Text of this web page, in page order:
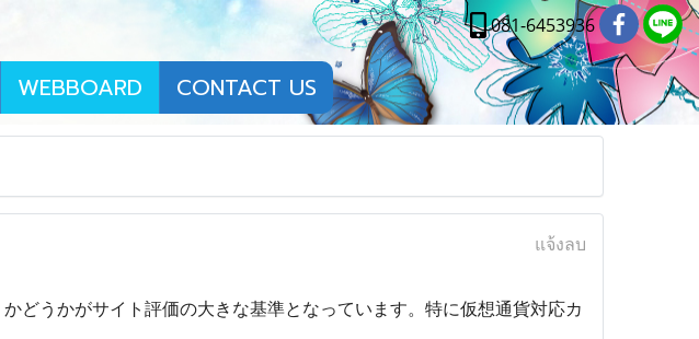
081-6453936
WEBBOARD CONTACT US
แจ้งลบ
かどうかがサイト評価の大きな基準となっています。特に仮想通貨対応カ